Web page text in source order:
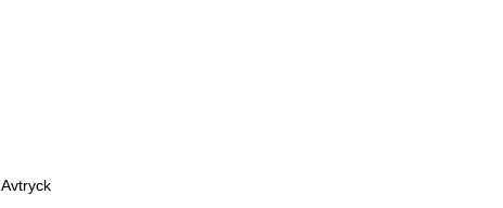
Avtryck